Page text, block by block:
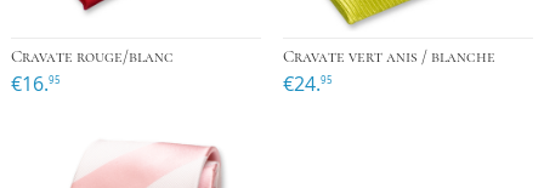
Cravate rouge/blanc
€16.95
Cravate vert anis / blanche
€24.95